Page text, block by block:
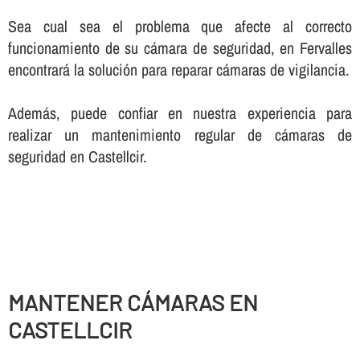
Sea cual sea el problema que afecte al correcto
funcionamiento de su cámara de seguridad, en Fervalles
encontrará la solución para reparar cámaras de vigilancia.
Además, puede confiar en nuestra experiencia para
realizar un mantenimiento regular de cámaras de
seguridad en Castellcir.
MANTENER CÁMARAS EN
CASTELLCIR